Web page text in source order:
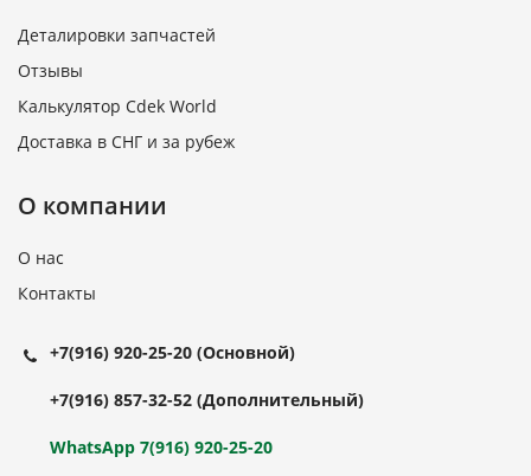
Деталировки запчастей
Отзывы
Калькулятор Cdek World
Доставка в СНГ и за рубеж
О компании
О нас
Контакты
+7(916) 920-25-20 (Основной)
+7(916) 857-32-52 (Дополнительный)
WhatsApp 7(916) 920-25-20